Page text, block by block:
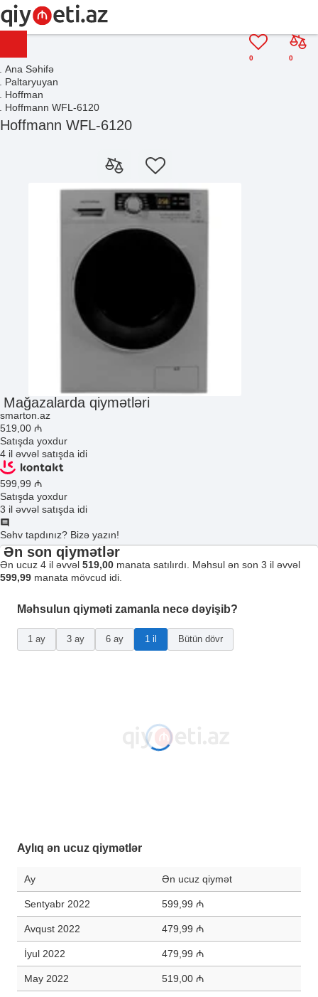
0
0
Ana Səhifə
Paltaryuyan
Hoffman
Hoffmann WFL-6120
Hoffmann WFL-6120
Mağazalarda qiymətləri
smarton.az
519 ,00 ₼
Satışda yoxdur
4 il əvvəl satışda idi
599 ,99 ₼
Satışda yoxdur
3 il əvvəl satışda idi
Səhv tapdınız? Bizə yazın!
Ən son qiymətlər
Ən ucuz 4 il əvvəl 519,00 manata satılırdı. Məhsul ən son 3 il əvvəl
599,99 manata mövcud idi.
Məhsulun qiyməti zamanla necə dəyişib?
1 ay 3 ay 6 ay 1 il Bütün dövr
Aylıq ən ucuz qiymətlər
Ay Ən ucuz qiymət
Sentyabr 2022 599,99 ₼
Avqust 2022 479,99 ₼
İyul 2022 479,99 ₼
May 2022 519,00 ₼